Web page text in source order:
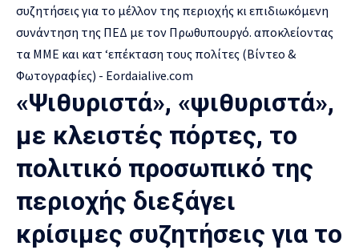
«Ψιθυριστά», «ψιθυριστά»,
με κλειστές πόρτες, το
πολιτικό προσωπικό της
περιοχής διεξάγει
κρίσιμες συζητήσεις για το